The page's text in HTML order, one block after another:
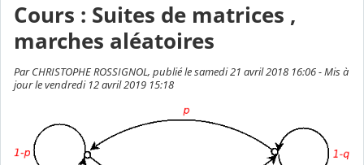
Cours : Suites de matrices ,
marches aléatoires
Par CHRISTOPHE ROSSIGNOL, publié le samedi 21 avril 2018 16:06 - Mis à
jour le vendredi 12 avril 2019 15:18